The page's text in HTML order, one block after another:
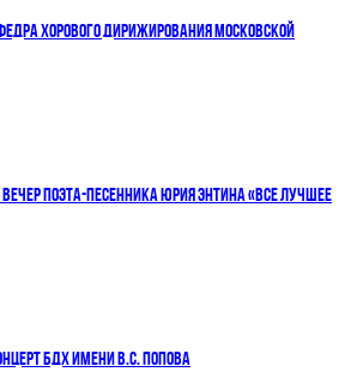
ХОРОВОГО ДИРИЖИРОВАНИЯ МОСКОВСКОЙ
ВЕЧЕР ПОЭТА-ПЕСЕННИКА ЮРИЯ ЭНТИНА «ВСЕ ЛУЧШЕЕ
БДХ ИМЕНИ В.С. ПОПОВА